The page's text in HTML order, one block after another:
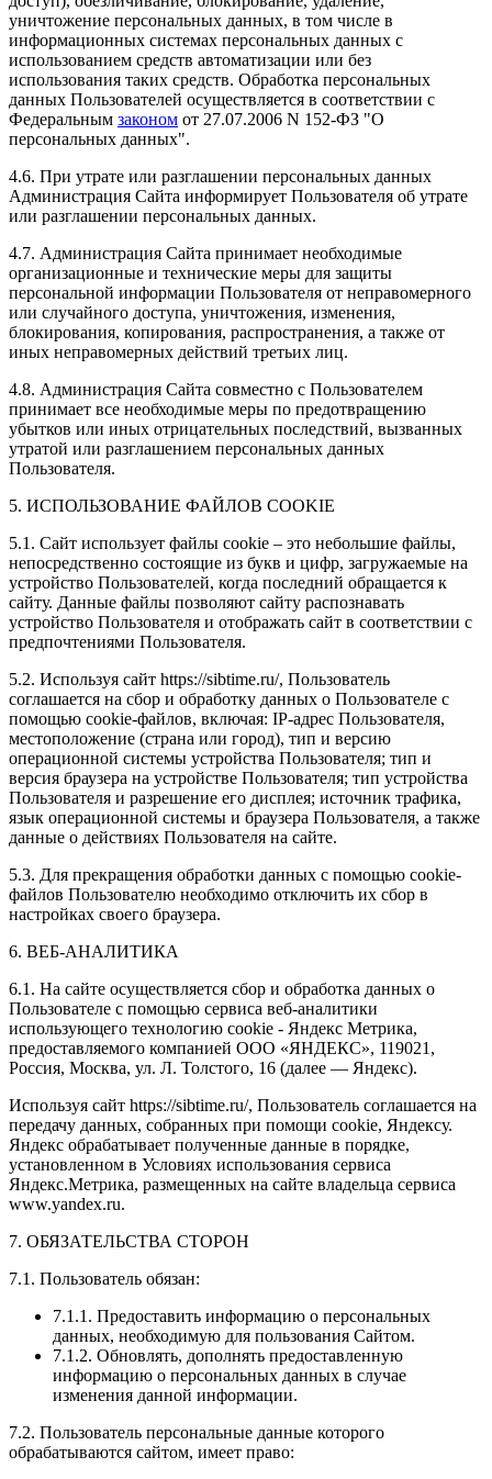
уничтожение персональных данных, в том числе в
информационных системах персональных данных с
использованием средств автоматизации или без
использования таких средств. Обработка персональных
данных Пользователей осуществляется в соответствии с
Федеральным законом от 27.07.2006 N 152-ФЗ "О
персональных данных".
4.6. При утрате или разглашении персональных данных
Администрация Сайта информирует Пользователя об утрате
или разглашении персональных данных.
4.7. Администрация Сайта принимает необходимые
организационные и технические меры для защиты
персональной информации Пользователя от неправомерного
или случайного доступа, уничтожения, изменения,
блокирования, копирования, распространения, а также от
иных неправомерных действий третьих лиц.
4.8. Администрация Сайта совместно с Пользователем
принимает все необходимые меры по предотвращению
убытков или иных отрицательных последствий, вызванных
утратой или разглашением персональных данных
Пользователя.
5. ИСПОЛЬЗОВАНИЕ ФАЙЛОВ COOKIE
5.1. Сайт использует файлы cookie – это небольшие файлы,
непосредственно состоящие из букв и цифр, загружаемые на
устройство Пользователей, когда последний обращается к
сайту. Данные файлы позволяют сайту распознавать
устройство Пользователя и отображать сайт в соответствии с
предпочтениями Пользователя.
5.2. Используя сайт https://sibtime.ru/, Пользователь
соглашается на сбор и обработку данных о Пользователе с
помощью cookie-файлов, включая: IP-адрес Пользователя,
местоположение (страна или город), тип и версию
операционной системы устройства Пользователя; тип и
версия браузера на устройстве Пользователя; тип устройства
Пользователя и разрешение его дисплея; источник трафика,
язык операционной системы и браузера Пользователя, а также
данные о действиях Пользователя на сайте.
5.3. Для прекращения обработки данных с помощью cookie-
файлов Пользователю необходимо отключить их сбор в
настройках своего браузера.
6. ВЕБ-АНАЛИТИКА
6.1. На сайте осуществляется сбор и обработка данных о
Пользователе с помощью сервиса веб-аналитики
использующего технологию cookie - Яндекс Метрика,
предоставляемого компанией ООО «ЯНДЕКС», 119021,
Россия, Москва, ул. Л. Толстого, 16 (далее — Яндекс).
Используя сайт https://sibtime.ru/, Пользователь соглашается на
передачу данных, собранных при помощи cookie, Яндексу.
Яндекс обрабатывает полученные данные в порядке,
установленном в Условиях использования сервиса
Яндекс.Метрика, размещенных на сайте владельца сервиса
www.yandex.ru.
7. ОБЯЗАТЕЛЬСТВА СТОРОН
7.1. Пользователь обязан:
7.1.1. Предоставить информацию о персональных
данных, необходимую для пользования Сайтом.
7.1.2. Обновлять, дополнять предоставленную
информацию о персональных данных в случае
изменения данной информации.
7.2. Пользователь персональные данные которого
обрабатываются сайтом, имеет право: